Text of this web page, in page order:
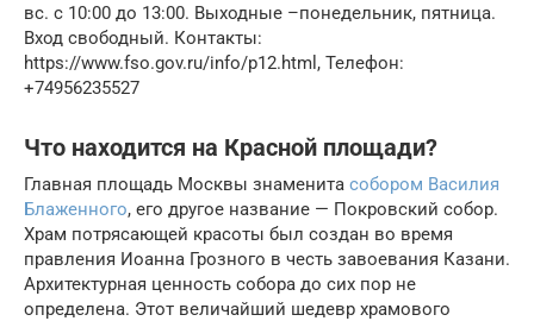
вс. с 10:00 до 13:00. Выходные –понедельник, пятница.
Вход свободный. Контакты:
https://www.fso.gov.ru/info/p12.html, Телефон:
+74956235527
Что находится на Красной площади?
Главная площадь Москвы знаменита собором Василия
Блаженного, его другое название — Покровский собор.
Храм потрясающей красоты был создан во время
правления Иоанна Грозного в честь завоевания Казани.
Архитектурная ценность собора до сих пор не
определена. Этот величайший шедевр храмового